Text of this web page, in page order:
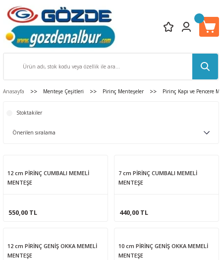
Anasayfa Menteşe Çeşitleri Pirinç Menteşeler Pirinç Kapı ve Pencere
Stoktakiler
12 cm PİRİNÇ CUMBALI MEMELİ
MENTEŞE
550,00 TL
7 cm PİRİNÇ CUMBALI MEMELİ
MENTEŞE
440,00 TL
12 cm PİRİNÇ GENİŞ OKKA MEMELİ
MENTEŞE
10 cm PİRİNÇ GENİŞ OKKA MEMELİ
MENTEŞE